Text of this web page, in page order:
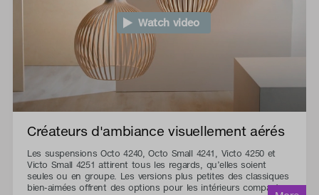
Watch video
Créateurs d'ambiance visuellement aérés
Les suspensions Octo 4240, Octo Small 4241, Victo 4250 et
Victo Small 4251 attirent tous les regards, qu’elles soient
seules ou en groupe. Les versions plus petites des classiques
bien-aimées offrent des options pour les intérieurs compacts.